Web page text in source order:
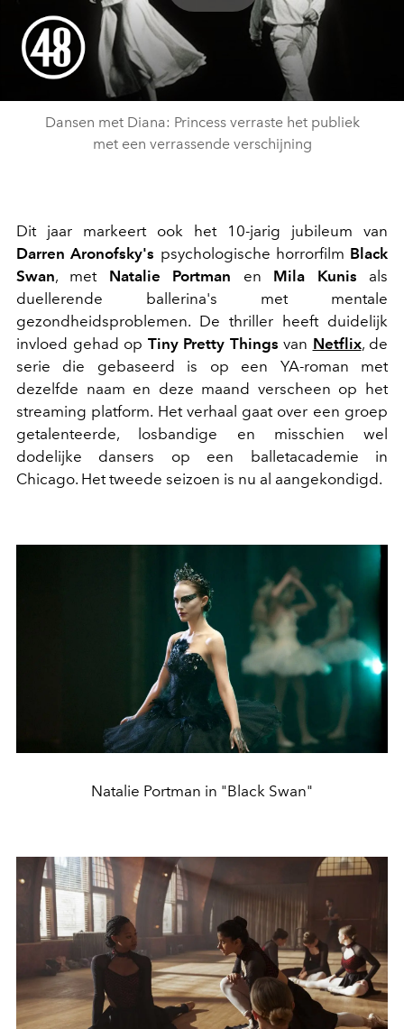
Play
Dansen met Diana: Princess verraste het publiek
met een verrassende verschijning
Dit jaar markeert ook het 10-jarig jubileum van
Darren Aronofsky's psychologische horrorfilm Black
Swan, met Natalie Portman en Mila Kunis als
duellerende ballerina's met mentale
gezondheidsproblemen. De thriller heeft duidelijk
invloed gehad op Tiny Pretty Things van Netflix, de
serie die gebaseerd is op een YA-roman met
dezelfde naam en deze maand verscheen op het
streaming platform. Het verhaal gaat over een groep
getalenteerde, losbandige en misschien wel
dodelijke dansers op een balletacademie in
Chicago. Het tweede seizoen is nu al aangekondigd.
Natalie Portman in "Black Swan"